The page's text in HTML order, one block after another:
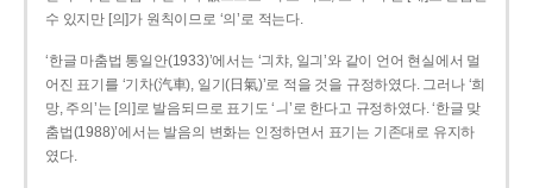
수 있지만 [의]가 원칙이므로 ‘의’로 적는다.
‘한글 마춤법 통일안(1933)’에서는 ‘긔챠, 일긔’와 같이 언어 현실에서 멀
어진 표기를 ‘기차(汽車), 일기(日氣)’로 적을 것을 규정하였다. 그러나 ‘희
망, 주의’는 [의]로 발음되므로 표기도 ‘ㅢ’로 한다고 규정하였다. ‘한글 맞
춤법(1988)’에서는 발음의 변화는 인정하면서 표기는 기존대로 유지하
였다.